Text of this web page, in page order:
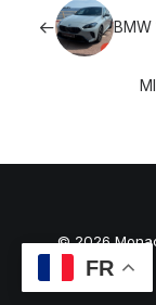
BMW
© 2026
FR